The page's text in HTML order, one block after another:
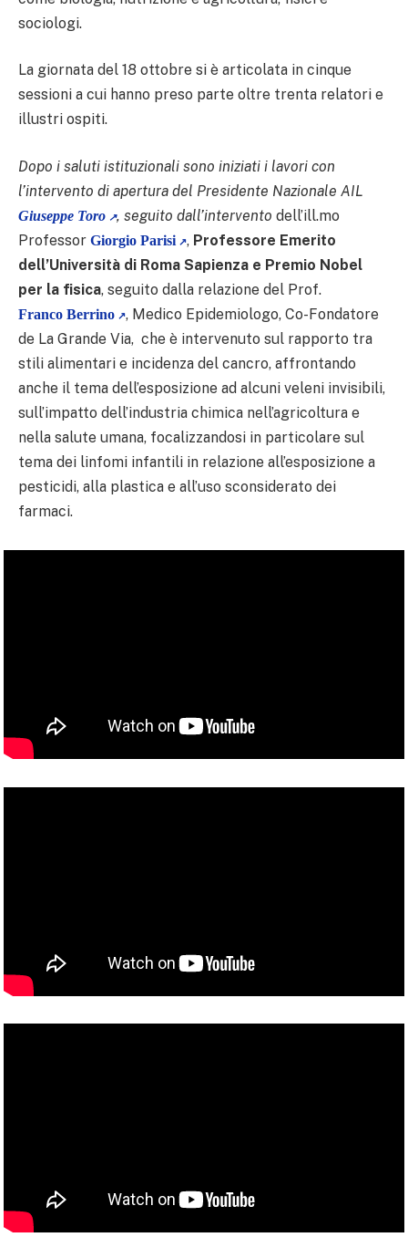
sociologi.
La giornata del 18 ottobre si è articolata in cinque
sessioni a cui hanno preso parte oltre trenta relatori e
illustri ospiti.
Dopo i saluti istituzionali sono iniziati i lavori con
l’intervento di apertura del Presidente Nazionale AIL
Giuseppe Toro , seguito dall’intervento dell’ill.mo
Professor Giorgio Parisi , Professore Emerito
dell’Università di Roma Sapienza e Premio Nobel
per la fisica, seguito dalla relazione del Prof.
Franco Berrino
, Medico Epidemiologo, Co-Fondatore
de La Grande Via, che è intervenuto sul rapporto tra
stili alimentari e incidenza del cancro, affrontando
anche il tema dell’esposizione ad alcuni veleni invisibili,
sull’impatto dell’industria chimica nell’agricoltura e
nella salute umana, focalizzandosi in particolare sul
tema dei linfomi infantili in relazione all’esposizione a
pesticidi, alla plastica e all’uso sconsiderato dei
farmaci.